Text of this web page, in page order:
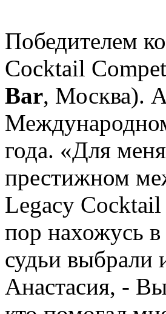
Победителем
Cocktail
Bar, Москва).
года. «Для
престижном
Legacy
пор нахожусь
судьи выбрали
Анастасия, -